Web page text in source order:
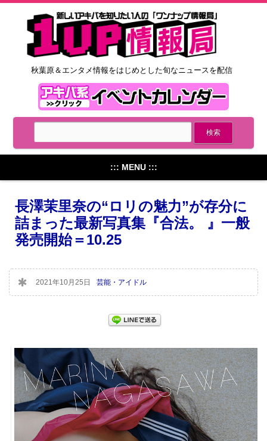
秋葉原＆エンタメ情報をはじめとした旬なニュースを配信
::: MENU :::
長澤茉里奈の“ロリの魅力”が存分に
詰まった最新写真集『合法。 』一般
発売開始＝10.25
2021年10月25日 芸能・アイドル